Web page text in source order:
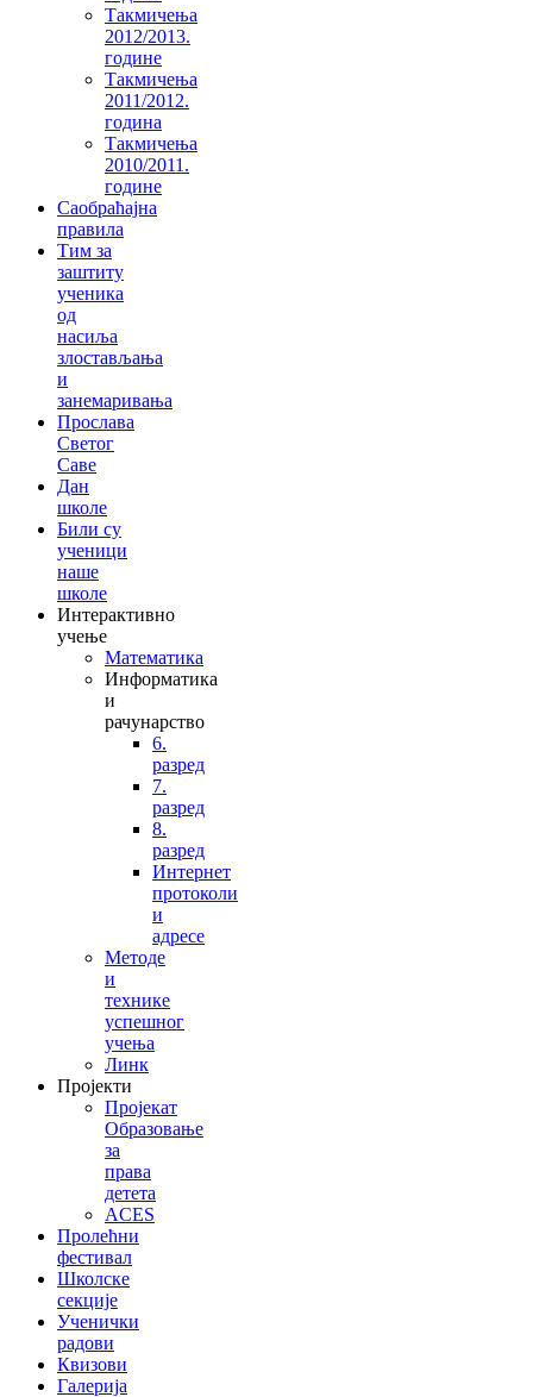
Такмичења
2012/2013.
године
Такмичења
2011/2012.
година
Такмичења
2010/2011.
године
Саобраћајна
правила
Тим за
заштиту
ученика
од
насиља
злостављања
и
занемаривања
Прослава
Светог
Саве
Дан
школе
Били су
ученици
наше
школе
Интерактивно
учење
Математика
Информатика
и
рачунарство
6.
разред
7.
разред
8.
разред
Интернет
протоколи
и
адресе
Методе
и
технике
успешног
учења
Линк
Пројекти
Пројекат
Образовање
за
права
детета
ACES
Пролећни
фестивал
Школске
секције
Ученички
радови
Квизови
Галерија